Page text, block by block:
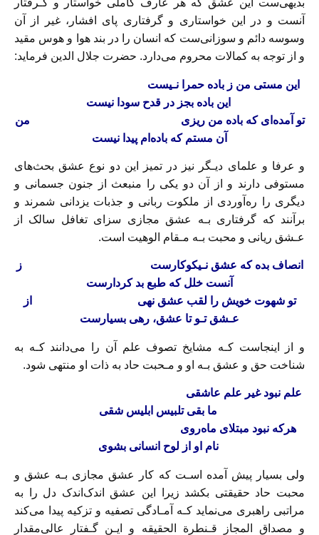
بدیهی‌ست این عشق که هر عارف کاملی خواستار و گـرفتار
آنست و در این خواستاری و گرفتاری پای افشار، غیر از آن
وسوسه دائم و سوزانی‌ست که انسان را در بند هوا و هوس‌ مقید‌
و از توجه به کمالات محروم می‌دارد. حضرت جلال الدین فرماید:
این مستی من ز باده حمرا نـیست‌
این باده بجز در قدح سودا نیست‌
تو آمده‌ای که باده من ریزی‌ من‌
آن مستم که باده‌ام پیدا نیست
و عرفا و علمای دیـگر نیز در تمیز این دو نوع عشق بحث‌های
مستوفی دارند و از آن دو یکی‌ را‌ منبعث از جنون جسمانی و
دیگری‌ را‌ ره‌آوردی از ملکوت ربانی و جذبات یزدانی شمرند و
برآنند که گرفتاری بـه عشق مجازی سزای تغافل سالک از
عـشق ریانی و محبت بـه مـقام الوهیت است‌.
انصاف‌ بده که عشق نـیکوکارست‌ز
آنست‌ خلل که طبع بد کردارست
تو شهوت خویش را لقب عشق نهی‌
از
عـشق تـو تا عشق، رهی بسیارست
و از اینجاست کـه مشایخ تصوف علم آن را می‌دانند کـه به‌
شناخت‌ حق و عشق بـه او و مـحبت حاد به ذات او منتهی شود.
علم نبود غیر علم عاشقی‌
ما بقی تلبیس ابلیس شقی‌
هرکه نبود مبتلای ماه‌روی
‌نام او از لوح انسانی‌ بشوی‌
ولی بسیار‌ پیش آمده اسـت که کار عشق مجازی بـه عشق و
محبت حاد حقیقتی بکشد زیرا این عشق اندک‌اندک‌ دل را به
مراتبی راهبری می‌نماید کـه آمـادگی تصفیه و تزکیه پیدا‌ می‌کند‌
و مصداق‌ المجاز قـنطرة الحقیقه و ایـن گـفتار عالی‌مقدار